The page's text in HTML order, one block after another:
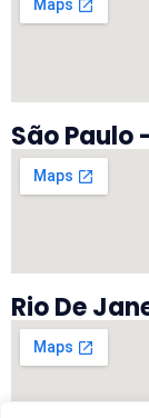
São Paulo
Rio De